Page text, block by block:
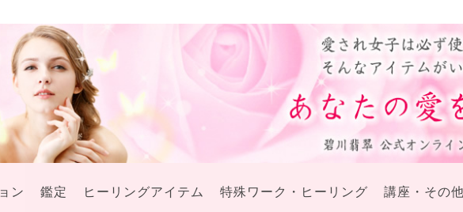
ン 鑑定 ヒーリングアイテム 特殊ワーク・ヒーリング 講座・その他